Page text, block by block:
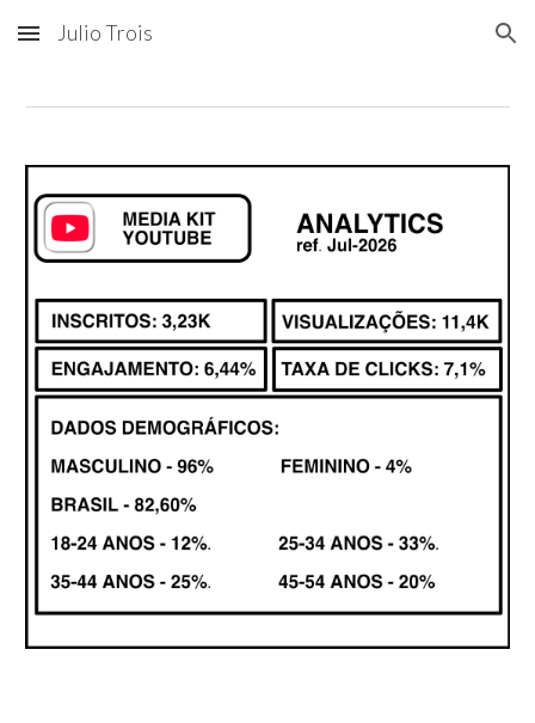
Skip to main content Skip to navigation
Julio Trois